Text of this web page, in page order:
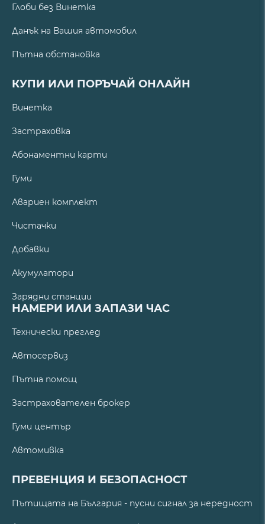
Глоби без Винетка
Данък на Вашия автомобил
Пътна обстановка
КУПИ ИЛИ ПОРЪЧАЙ ОНЛАЙН
Винетка
Застраховка
Абонаментни карти
Гуми
Авариен комплект
Чистачки
Добавки
Акумулатори
Зарядни станции
НАМЕРИ ИЛИ ЗАПАЗИ ЧАС
Технически преглед
Автосервиз
Пътна помощ
Застрахователен брокер
Гуми център
Автомивка
ПРЕВЕНЦИЯ И БЕЗОПАСНОСТ
Пътищата на България - пусни сигнал за нередност